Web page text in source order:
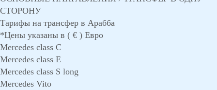
СТОРОНУ
Тарифы на трансфер в Арабба
*Цены указаны в ( € ) Евро
Mercedes class С
Mercedes class E
Mercedes class S long
Mercedes Vito